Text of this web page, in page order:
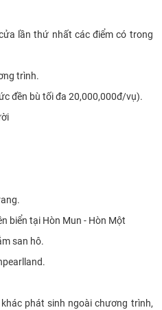
lần thứ nhất các điểm có trong
trình.
đền bù tối đa 20,000,000đ/vụ).
biển tại Hòn Mun - Hòn Một
san hô.
phát sinh ngoài chương trình,